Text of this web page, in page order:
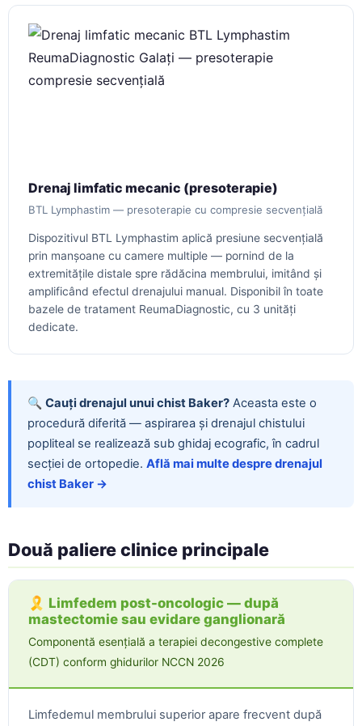
Drenaj limfatic mecanic (presoterapie)
BTL Lymphastim — presoterapie cu compresie secvențială
Dispozitivul BTL Lymphastim aplică presiune secvențială
prin manșoane cu camere multiple — pornind de la
extremitățile distale spre rădăcina membrului, imitând și
amplificând efectul drenajului manual. Disponibil în toate
bazele de tratament ReumaDiagnostic, cu 3 unități
dedicate.
🔍 Cauți drenajul unui chist Baker? Aceasta este o
procedură diferită — aspirarea și drenajul chistului
popliteal se realizează sub ghidaj ecografic, în cadrul
secției de ortopedie. Află mai multe despre drenajul
chist Baker →
Două paliere clinice principale
🎗️ Limfedem post-oncologic — după
mastectomie sau evidare ganglionară
Componentă esențială a terapiei decongestive complete
(CDT) conform ghidurilor NCCN 2026
Limfedemul membrului superior apare frecvent după